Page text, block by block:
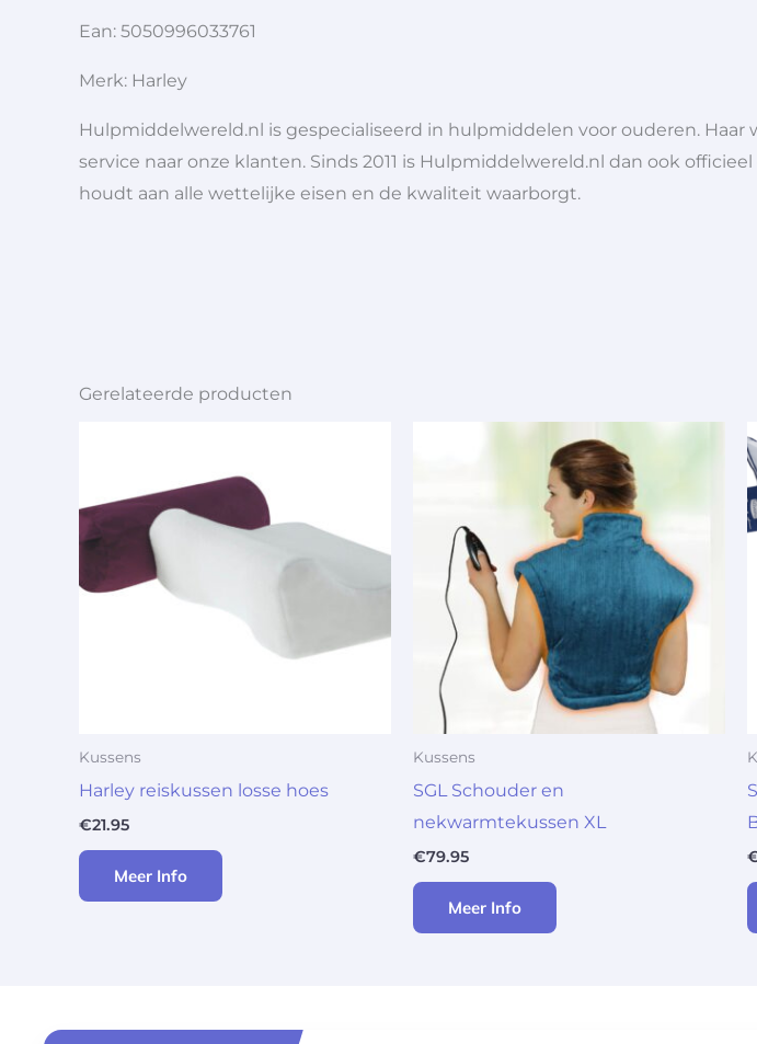
Ean: 5050996033761
Merk: Harley
Hulpmiddelwereld.nl is gespecialiseerd in hulpmiddelen voor ouderen.
service naar onze klanten. Sinds 2011 is Hulpmiddelwereld.nl dan ook
houdt aan alle wettelijke eisen en de kwaliteit waarborgt.
Gerelateerde producten
Kussens
Harley reiskussen losse hoes
€21.95
Meer Info
Kussens
SGL Schouder en
nekwarmtekussen XL
€79.95
Meer Info